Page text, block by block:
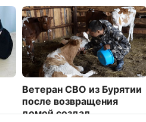
Ветеран СВО из Бурятии
после возвращения
домой создал